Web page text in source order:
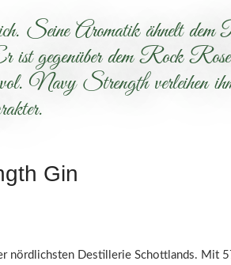
Seine Aromatik ähnelt
gegenüber dem Rock Rose
Navy Strength verleihen
Gin
nördlichsten Destillerie Schottlands. Mit